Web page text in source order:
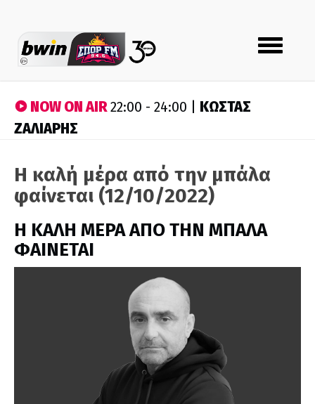
Toggle
navigation
NOW ON AIR22:00 - 24:00 | ΚΩΣΤΑΣ
ΖΑΛΙΑΡΗΣ
Η καλή μέρα από την μπάλα
φαίνεται (12/10/2022)
H ΚΑΛΗ ΜΕΡΑ ΑΠΟ ΤΗΝ ΜΠΑΛΑ
ΦΑΙΝΕΤΑΙ